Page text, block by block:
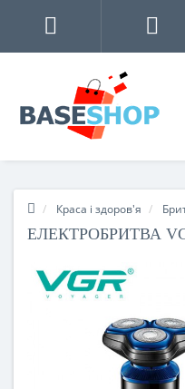
Краса і здоров'я
ЕЛЕКТРОБРИТВА